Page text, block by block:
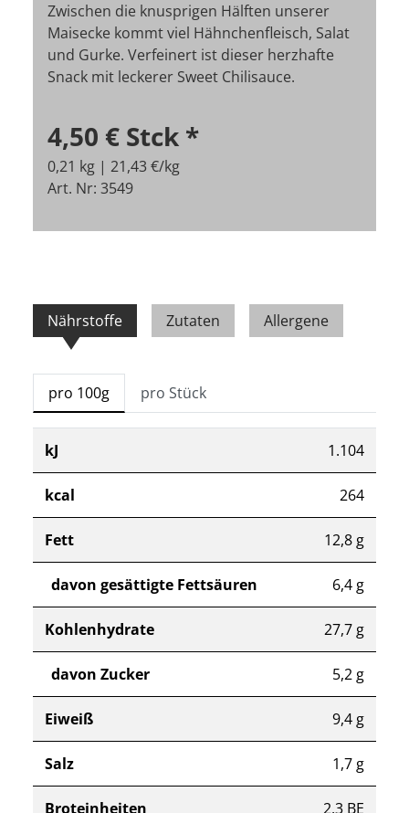
Zwischen die knusprigen Hälften unserer
Maisecke kommt viel Hähnchenfleisch, Salat
und Gurke. Verfeinert ist dieser herzhafte
Snack mit leckerer Sweet Chilisauce.
4,50 € Stck *
0,21 kg | 21,43 €/kg
Art. Nr: 3549
Nährstoffe Zutaten Allergene
pro 100g pro Stück
kJ 1.104
kcal 264
Fett 12,8 g
davon gesättigte Fettsäuren 6,4 g
Kohlenhydrate 27,7 g
davon Zucker 5,2 g
Eiweiß 9,4 g
Salz 1,7 g
Broteinheiten 2,3 BE